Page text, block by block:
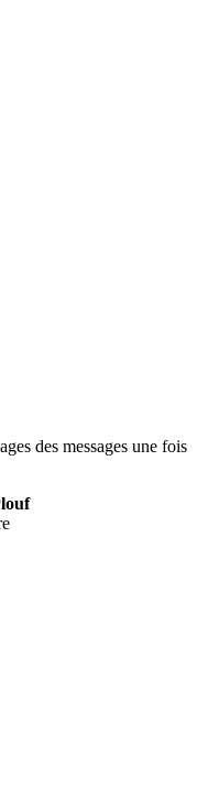
des messages une fois